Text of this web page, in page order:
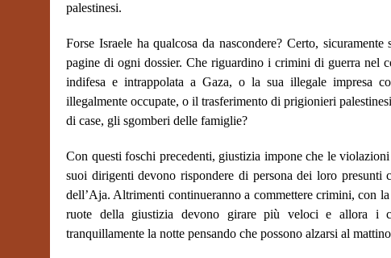
palestinesi.
Forse Israele ha qualcosa da nascondere? Certo,
pagine di ogni dossier. Che riguardino i crimini di guerra nel
indifesa e intrappolata a Gaza, o la sua illegale impresa
illegalmente occupate, o il trasferimento di prigionieri
di case, gli sgomberi delle famiglie?
Con questi foschi precedenti, giustizia impone che le
suoi dirigenti devono rispondere di persona dei loro
dell’Aja. Altrimenti continueranno a commettere crimini, con
ruote della giustizia devono girare più veloci e allora i
tranquillamente la notte pensando che possono alzarsi al